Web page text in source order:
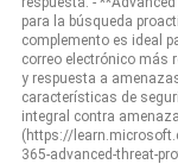
para la búsqueda
complemento es ideal
correo electrónico más
y respuesta a
características de
integral contra
(https://
365-advanced-threat-